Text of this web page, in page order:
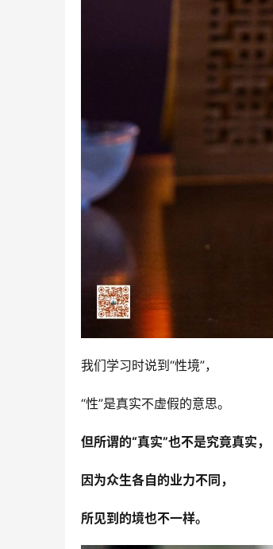
我们学习时说到“性境”，
“性”是真实不虚假的意思。
但所谓的“真实”也不是究竟真实，
因为众生各自的业力不同，
所见到的境也不一样。